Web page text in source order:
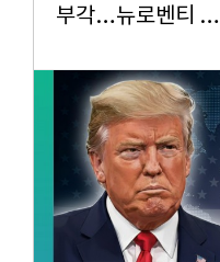
부각…뉴로벤티 …